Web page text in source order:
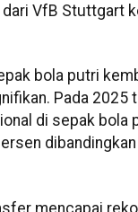
VfB Stuttgart
bola putri
Pada 2025
di sepak bola
mencapai